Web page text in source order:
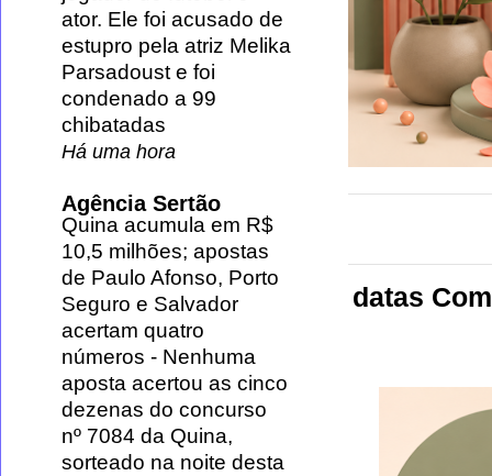
datas
ator. Ele foi acusado de
estupro pela atriz Melika
Parsadoust e foi
condenado a 99
chibatadas
Há uma hora
Agência Sertão
Quina acumula em R$
10,5 milhões; apostas
de Paulo Afonso, Porto
Seguro e Salvador
acertam quatro
números - Nenhuma
aposta acertou as cinco
dezenas do concurso
nº 7084 da Quina,
sorteado na noite desta